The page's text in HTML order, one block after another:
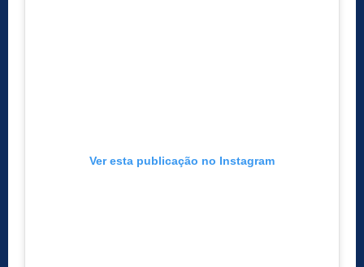
Ver esta publicação no Instagram